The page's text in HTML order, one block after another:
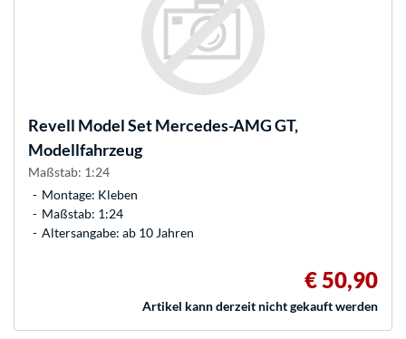
Revell Model Set Mercedes-AMG GT,
Modellfahrzeug
Maßstab: 1:24
Montage: Kleben
Maßstab: 1:24
Altersangabe: ab 10 Jahren
€ 50,90
Artikel kann derzeit nicht gekauft werden